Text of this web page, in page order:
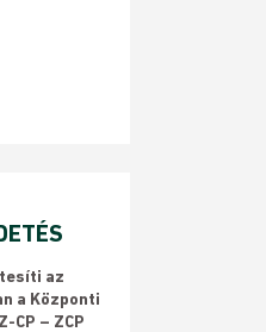
az
a Központi
CP – ZCP